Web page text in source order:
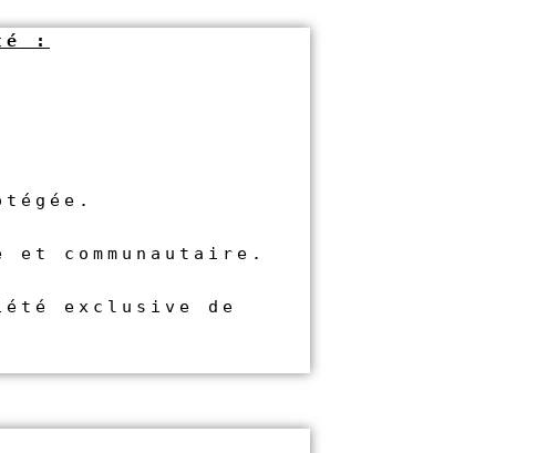
:
communautaire.
exclusive de